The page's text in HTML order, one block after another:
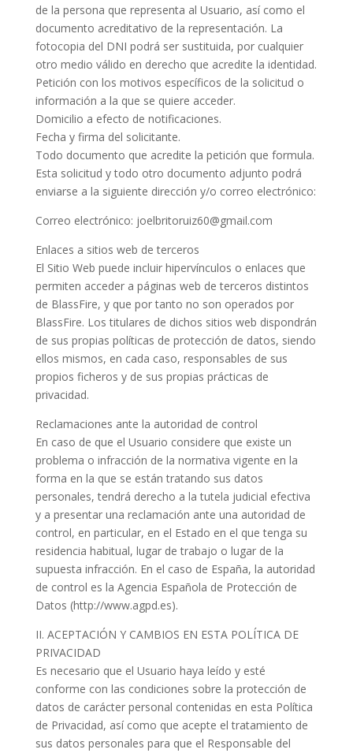
de la persona que representa al Usuario, así como el
documento acreditativo de la representación. La
fotocopia del DNI podrá ser sustituida, por cualquier
otro medio válido en derecho que acredite la identidad.
Petición con los motivos específicos de la solicitud o
información a la que se quiere acceder.
Domicilio a efecto de notificaciones.
Fecha y firma del solicitante.
Todo documento que acredite la petición que formula.
Esta solicitud y todo otro documento adjunto podrá
enviarse a la siguiente dirección y/o correo electrónico:
Correo electrónico: joelbritoruiz60@gmail.com
Enlaces a sitios web de terceros
El Sitio Web puede incluir hipervínculos o enlaces que
permiten acceder a páginas web de terceros distintos
de BlassFire, y que por tanto no son operados por
BlassFire. Los titulares de dichos sitios web dispondrán
de sus propias políticas de protección de datos, siendo
ellos mismos, en cada caso, responsables de sus
propios ficheros y de sus propias prácticas de
privacidad.
Reclamaciones ante la autoridad de control
En caso de que el Usuario considere que existe un
problema o infracción de la normativa vigente en la
forma en la que se están tratando sus datos
personales, tendrá derecho a la tutela judicial efectiva
y a presentar una reclamación ante una autoridad de
control, en particular, en el Estado en el que tenga su
residencia habitual, lugar de trabajo o lugar de la
supuesta infracción. En el caso de España, la autoridad
de control es la Agencia Española de Protección de
Datos (http://www.agpd.es).
II. ACEPTACIÓN Y CAMBIOS EN ESTA POLÍTICA DE
PRIVACIDAD
Es necesario que el Usuario haya leído y esté
conforme con las condiciones sobre la protección de
datos de carácter personal contenidas en esta Política
de Privacidad, así como que acepte el tratamiento de
sus datos personales para que el Responsable del